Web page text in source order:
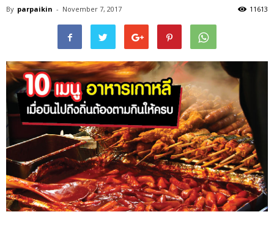
By parpaikin - November 7, 2017 11613